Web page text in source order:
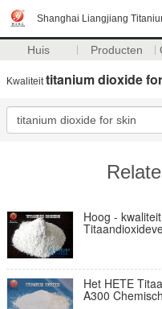
Shanghai Liangjiang
Huis Producten
Kwaliteittitanium dioxide
Hoog -
Het HETE
A300